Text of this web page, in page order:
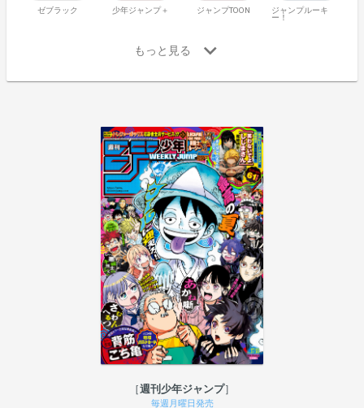
ゼブラック 少年ジャンプ＋ ジャンプTOON
ジャンプルーキ
ー！
週刊少年ジャンプ
毎週月曜日発売